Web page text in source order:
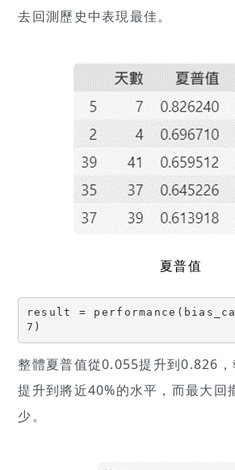
去回測歷史中表現最佳。
夏普值
result =
7)
整體夏普值從0.055提升到0.826
提升到將近40%的水平，而最大回
少。